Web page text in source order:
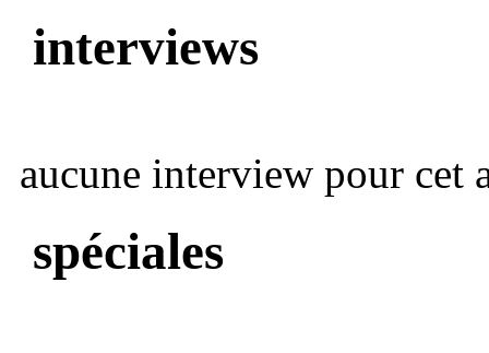
interviews
aucune interview pour cet
spéciales